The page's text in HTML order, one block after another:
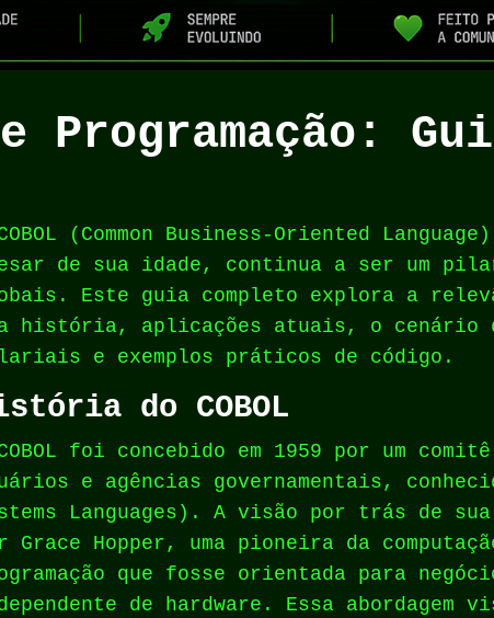
Programação:
(Common Business-Oriented
de sua idade, continua a ser um
Este guia completo explora a
história, aplicações atuais, o cenário
e exemplos práticos de código.
do COBOL
foi concebido em 1959 por um
e agências governamentais,
Languages). A visão por trás de
Grace Hopper, uma pioneira da
que fosse orientada para
de hardware. Essa